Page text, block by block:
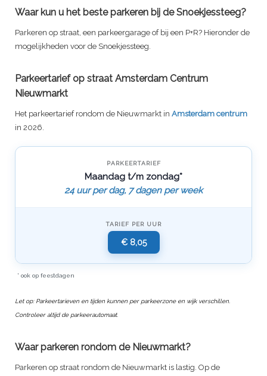
Waar kun u het beste parkeren bij de Snoekjessteeg?
Parkeren op straat, een parkeergarage of bij een P+R? Hieronder de
mogelijkheden voor de Snoekjessteeg.
Parkeertarief op straat Amsterdam Centrum
Nieuwmarkt
Het parkeertarief rondom de Nieuwmarkt in Amsterdam centrum
in 2026.
PARKEERTARIEF
Maandag t/m zondag*
24 uur per dag, 7 dagen per week
TARIEF PER UUR
€ 8,05
* ook op feestdagen
Let op: Parkeertarieven en tijden kunnen per parkeerzone en wijk verschillen.
Controleer altijd de parkeerautomaat.
Waar parkeren rondom de Nieuwmarkt?
Parkeren op straat rondom de Nieuwmarkt is lastig. Op de